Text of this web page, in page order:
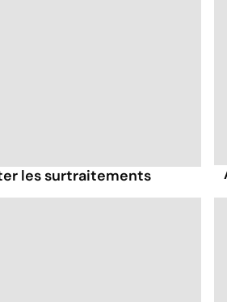
les surtraitements